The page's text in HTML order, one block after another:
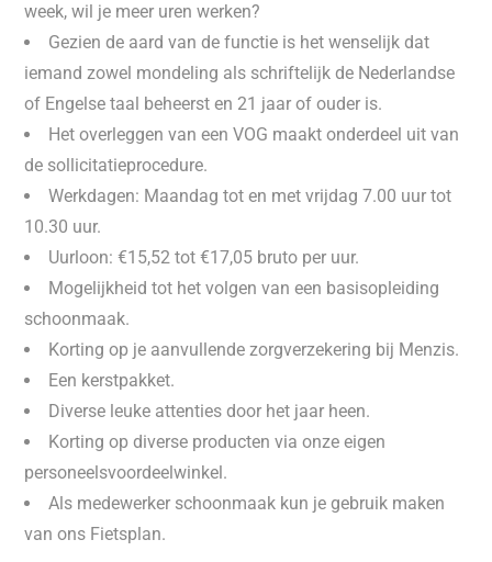
week, wil je meer uren werken?
Gezien de aard van de functie is het wenselijk dat
iemand zowel mondeling als schriftelijk de Nederlandse
of Engelse taal beheerst en 21 jaar of ouder is.
Het overleggen van een VOG maakt onderdeel uit van
de sollicitatieprocedure.
Werkdagen: Maandag tot en met vrijdag 7.00 uur tot
10.30 uur.
Uurloon: €15,52 tot €17,05 bruto per uur.
Mogelijkheid tot het volgen van een basisopleiding
schoonmaak.
Korting op je aanvullende zorgverzekering bij Menzis.
Een kerstpakket.
Diverse leuke attenties door het jaar heen.
Korting op diverse producten via onze eigen
personeelsvoordeelwinkel.
Als medewerker schoonmaak kun je gebruik maken
van ons Fietsplan.